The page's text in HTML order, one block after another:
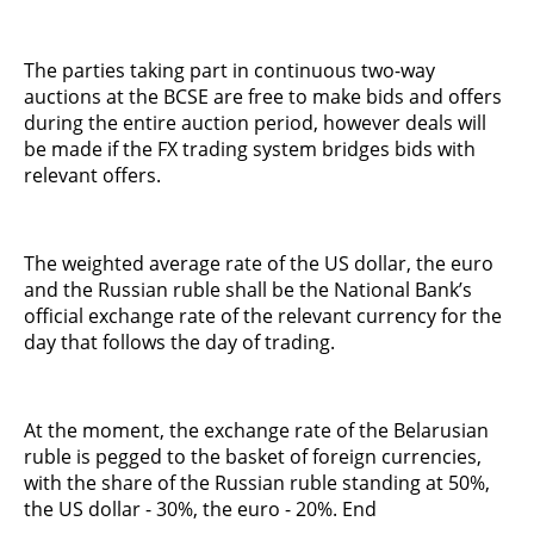
The parties taking part in continuous two-way
auctions at the BCSE are free to make bids and offers
during the entire auction period, however deals will
be made if the FX trading system bridges bids with
relevant offers.
The weighted average rate of the US dollar, the euro
and the Russian ruble shall be the National Bank’s
official exchange rate of the relevant currency for the
day that follows the day of trading.
At the moment, the exchange rate of the Belarusian
ruble is pegged to the basket of foreign currencies,
with the share of the Russian ruble standing at 50%,
the US dollar - 30%, the euro - 20%. End